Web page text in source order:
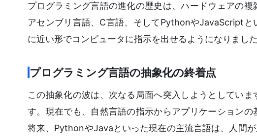
プログラミング言語の進化の歴史は、ハードウェアの
アセンブリ言語、C言語、そしてPythonやJavaScript
に近い形でコンピュータに指示を出せるようになりました
プログラミング言語の抽象化の終着点
この抽象化の波は、次なる局面へ突入しようとしてい
す。現在でも、自然言語の指示からアプリケーション
将来、PythonやJavaといった現在の主流言語は、人間